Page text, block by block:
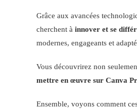
Grâce aux avancées
cherchent à innover et se
modernes, engageants et
Vous découvrirez non
mettre en œuvre sur Canva
Ensemble, voyons comment